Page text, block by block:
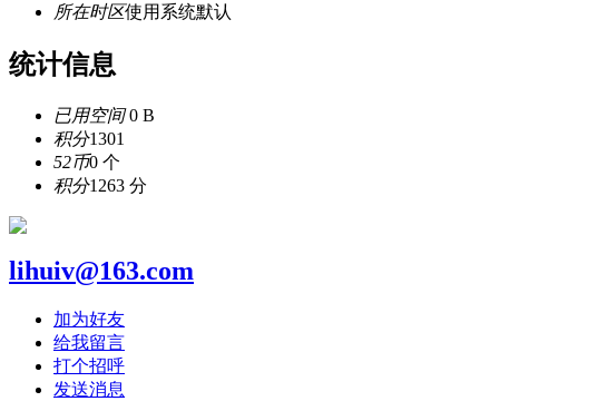
所在时区使用系统默认
统计信息
已用空间0 B
积分1301
52币0 个
积分1263 分
lihuiv@163.com
加为好友
给我留言
打个招呼
发送消息